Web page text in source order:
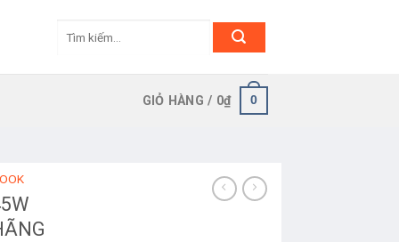
kiếm:
GIỎ HÀNG / 0₫ 0